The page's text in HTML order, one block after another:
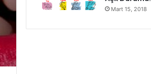
Mart 15, 2018